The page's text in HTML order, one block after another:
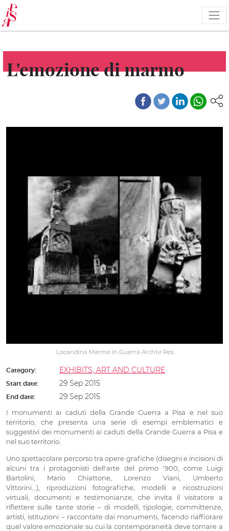
Skip
to
main
content
L'emozione di marmo
Locandina Marmo In Guerra Archivi Res
Category: EXHIBITS, ART AND CULTURE
Start date: 29 Sep 2015
End date: 29 Sep 2015
I monumenti ai caduti della Grande Guerra a Pisa e nel suo
territorio, che presenta una serie di esempi emblematici e
suggestivi dei monumenti ai caduti della Grande Guerra a Pisa e
nel suo territorio.
Uno spettacolare percorso tra opere grafiche (disegni e incisioni di
alcuni tra i protagonisti dell'arte del primo '900, come Luigi
Bartolini, Mario Chiattone, Lorenzo Viani, Umberto
Vittorini...), riproduzioni fotografiche, modelli e ricostruzioni
virtuali, documenti e testimonianze, che invita il visitatore a
riflettere sulle tante storie – di modelli, tipologie, committenze,
artisti, istituzioni – raccontate dai monumenti, facendo riaffiorare
quel valore emozionale su cui la contemporaneità deve tornare a